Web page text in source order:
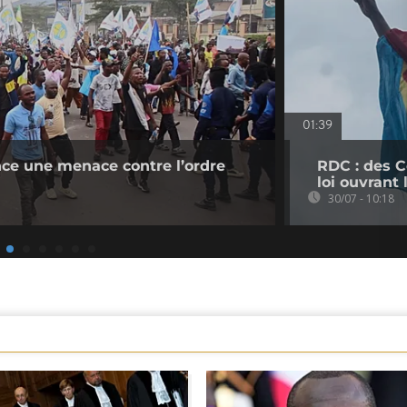
une menace contre l’ordre
01:39
RDC : des
loi ouvrant
30/07 - 10:18